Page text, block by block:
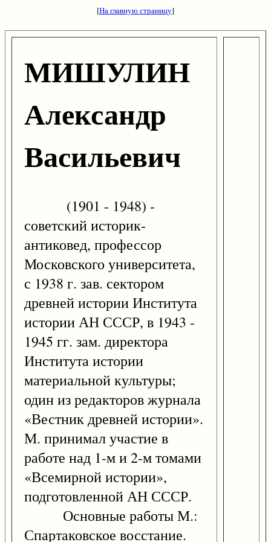
[На главную страницу]
МИШУЛИН
Александр
Васильевич
(1901 - 1948) -
советский историк-
антиковед, профессор
Московского университета,
с 1938 г. зав. сектором
древней истории Института
истории АН СССР, в 1943 -
1945 гг. зам. директора
Института истории
материальной культуры;
один из редакторов журнала
«Вестник древней истории».
М. принимал участие в
работе над 1-м и 2-м томами
«Всемирной истории»,
подготовленной АН СССР.
Основные работы М.:
Спартаковское восстание.